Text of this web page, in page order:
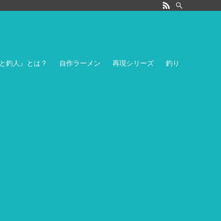
釣人』とは？ 自作ラーメン 再現シリーズ 釣り